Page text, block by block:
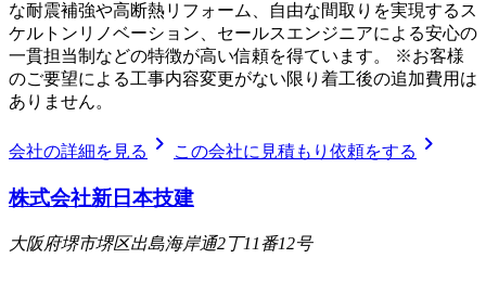
な耐震補強や高断熱リフォーム、自由な間取りを実現するス
ケルトンリノベーション、セールスエンジニアによる安心の
一貫担当制などの特徴が高い信頼を得ています。 ※お客様
のご要望による工事内容変更がない限り着工後の追加費用は
ありません。
会社の詳細を見る chevron_right この会社に見積もり依頼をする chevron_right
株式会社新日本技建
大阪府堺市堺区出島海岸通2丁11番12号